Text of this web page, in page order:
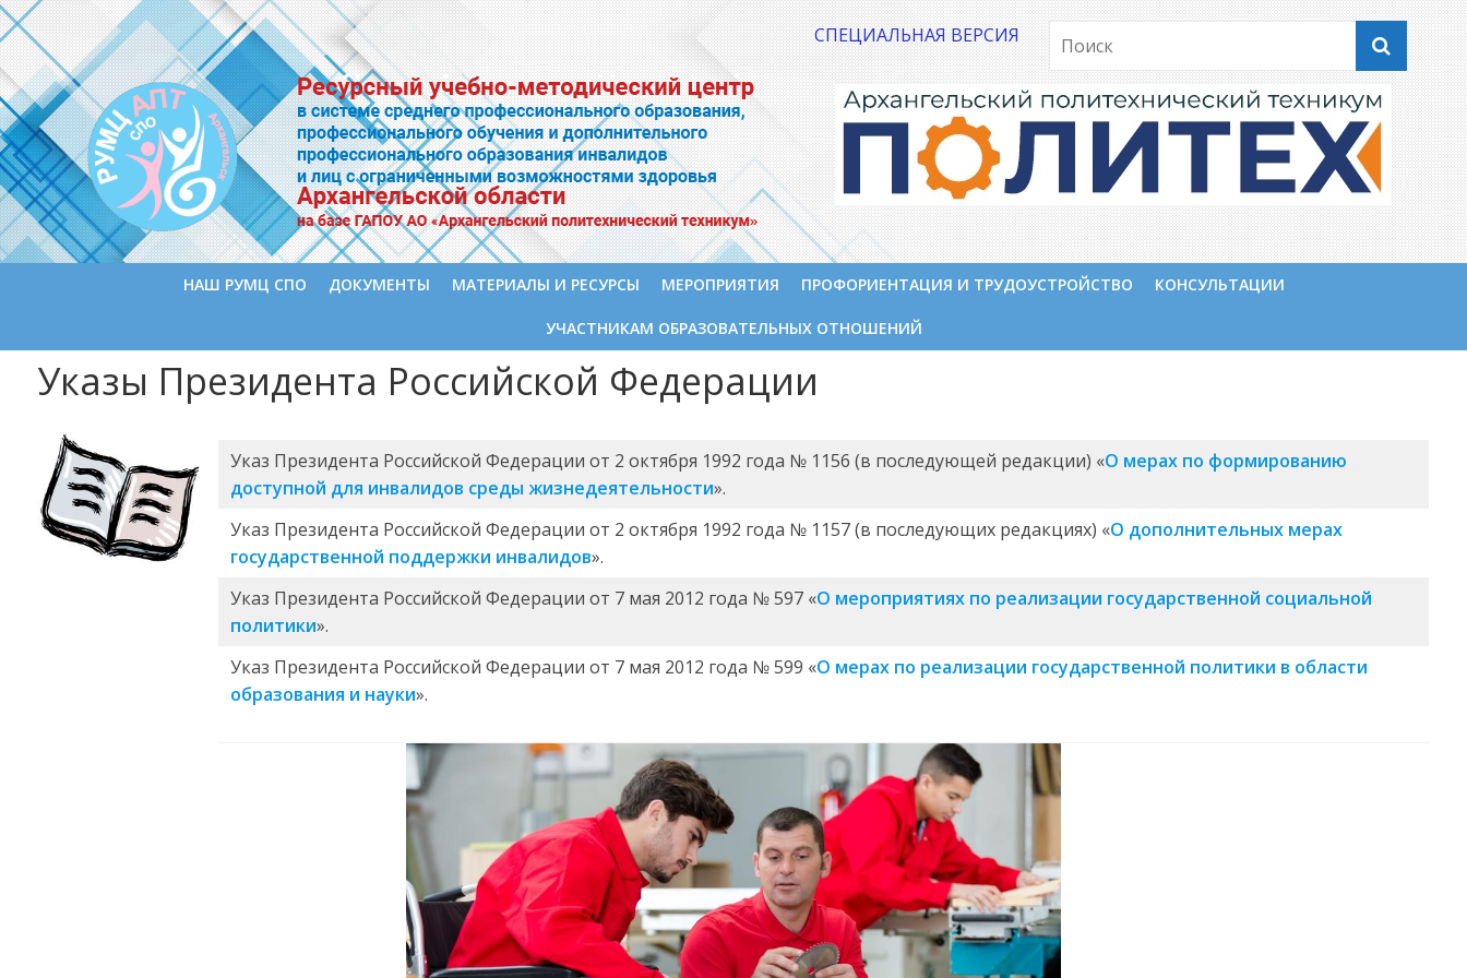
СПЕЦИАЛЬНАЯ ВЕРСИЯ
НАШ РУМЦ СПО ДОКУМЕНТЫ МАТЕРИАЛЫ И РЕСУРСЫ МЕРОПРИЯТИЯ ПРОФОРИЕНТАЦИЯ И ТРУДОУСТРОЙСТВО КОНСУЛЬТАЦИИ
УЧАСТНИКАМ ОБРАЗОВАТЕЛЬНЫХ ОТНОШЕНИЙ
Указы Президента Российской Федерации
Указ Президента Российской Федерации от 2 октября 1992 года № 1156 (в последующей редакции) «О мерах по формированию
доступной для инвалидов среды жизнедеятельности».
Указ Президента Российской Федерации от 2 октября 1992 года № 1157 (в последующих редакциях) «О дополнительных мерах
государственной поддержки инвалидов».
Указ Президента Российской Федерации от 7 мая 2012 года № 597 «О мероприятиях по реализации государственной социальной
политики».
Указ Президента Российской Федерации от 7 мая 2012 года № 599 «О мерах по реализации государственной политики в области
образования и науки».